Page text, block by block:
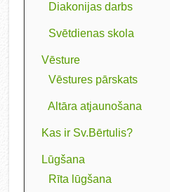
Diakonijas darbs
Svētdienas skola
Vēsture
Vēstures pārskats
Altāra atjaunošana
Kas ir Sv.Bērtulis?
Lūgšana
Rīta lūgšana